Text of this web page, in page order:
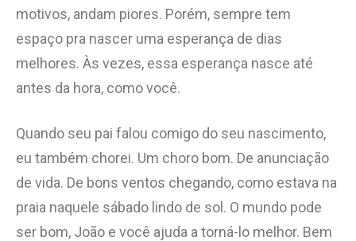
motivos, andam piores. Porém, sempre tem
espaço pra nascer uma esperança de dias
melhores. Às vezes, essa esperança nasce até
antes da hora, como você.
Quando seu pai falou comigo do seu nascimento,
eu também chorei. Um choro bom. De anunciação
de vida. De bons ventos chegando, como estava na
praia naquele sábado lindo de sol. O mundo pode
ser bom, João e você ajuda a torná-lo melhor. Bem